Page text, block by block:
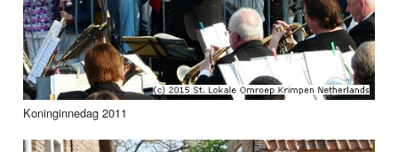
Koninginnedag 2011